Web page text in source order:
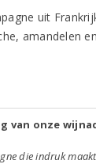
uit
amandelen
van onze
die indruk